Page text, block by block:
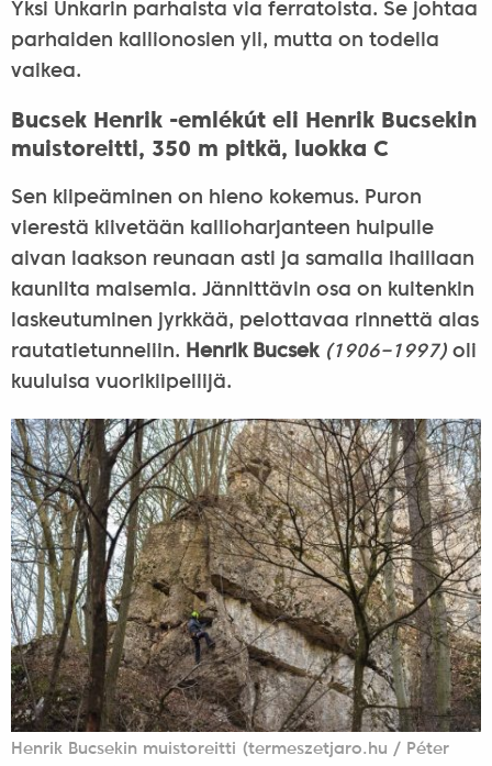
Yksi Unkarin parhaista via ferratoista. Se johtaa
parhaiden kallionosien yli, mutta on todella
vaikea.
Bucsek Henrik -emlékút eli Henrik Bucsekin
muistoreitti, 350 m pitkä, luokka C
Sen kiipeäminen on hieno kokemus. Puron
vierestä kiivetään kallioharjanteen huipulle
aivan laakson reunaan asti ja samalla ihaillaan
kauniita maisemia. Jännittävin osa on kuitenkin
laskeutuminen jyrkkää, pelottavaa rinnettä alas
rautatietunneliin. Henrik Bucsek (1906−1997)oli
kuuluisa vuorikiipeilijä.
Henrik Bucsekin muistoreitti (termeszetjaro.hu / Péter